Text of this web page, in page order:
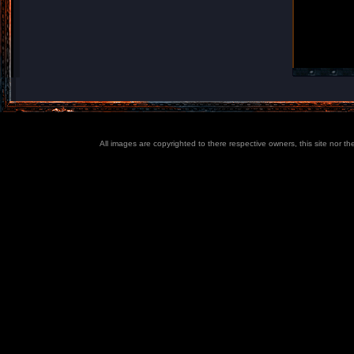
All images are copyrighted to there respective owners, this site nor